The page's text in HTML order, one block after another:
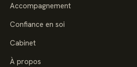
Accompagnement
Confiance en soi
Cabinet
À propos